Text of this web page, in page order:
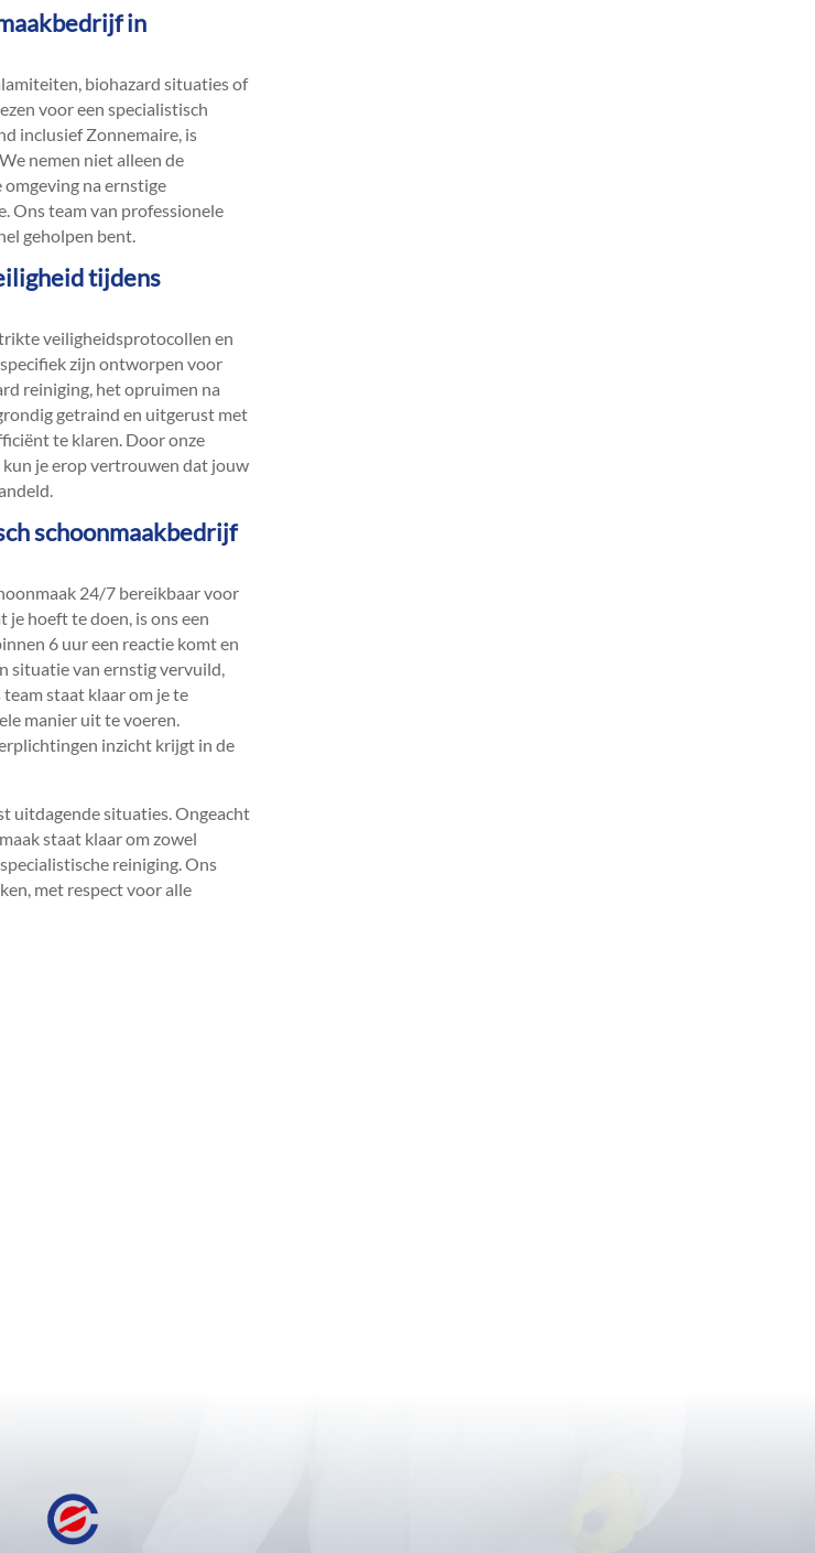
in
biohazard situaties of
voor een specialistisch
inclusief Zonnemaire, is
nemen niet alleen de
na ernstige
Ons team van professionele
geholpen bent.​
tijdens
veiligheidsprotocollen en
zijn ontworpen voor
reiniging, het opruimen na
getraind en uitgerust met
te klaren.​ Door onze
je erop vertrouwen dat jouw
schoonmaakbedrijf
24/7 bereikbaar voor
je hoeft te doen, is ons een
6 uur een reactie komt en
situatie van ernstig vervuild,
staat klaar om je te
manier uit te voeren.​
inzicht krijgt in de
uitdagende situaties.​ Ongeacht
staat klaar om zowel
reiniging.​ Ons
met respect voor alle